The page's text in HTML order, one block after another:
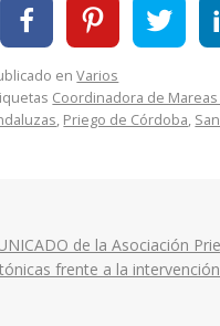
enVarios
Coordinadora de
, Priego de Córdoba,
de la Asociación
frente a la